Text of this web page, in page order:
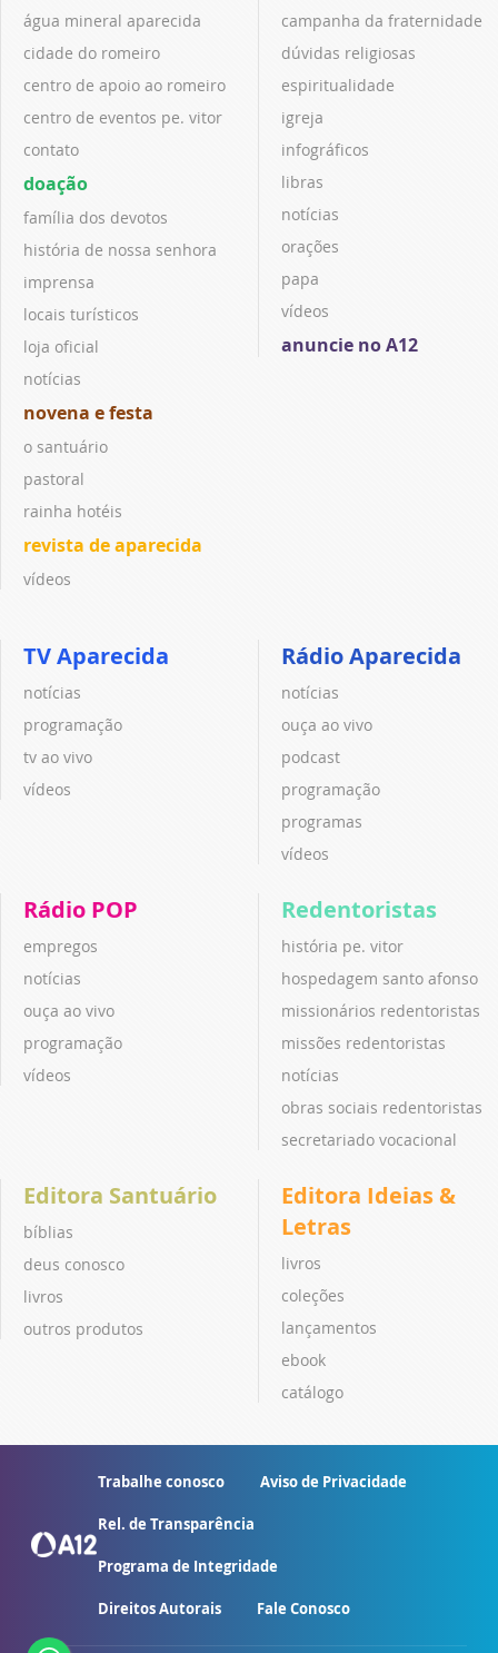
água mineral aparecida
cidade do romeiro
centro de apoio ao romeiro
centro de eventos pe. vitor
contato
doação
família dos devotos
história de nossa senhora
imprensa
locais turísticos
loja oficial
notícias
novena e festa
o santuário
pastoral
rainha hotéis
revista de aparecida
vídeos
campanha da fraternidade
dúvidas religiosas
espiritualidade
igreja
infográficos
libras
notícias
orações
papa
vídeos
anuncie no A12
TV Aparecida
notícias
programação
tv ao vivo
vídeos
Rádio Aparecida
notícias
ouça ao vivo
podcast
programação
programas
vídeos
Rádio POP
empregos
notícias
ouça ao vivo
programação
vídeos
Redentoristas
história pe. vitor
hospedagem santo afonso
missionários redentoristas
missões redentoristas
notícias
obras sociais redentoristas
secretariado vocacional
Editora Santuário
bíblias
deus conosco
livros
outros produtos
Editora Ideias &
Letras
livros
coleções
lançamentos
ebook
catálogo
Trabalhe conosco Aviso de Privacidade
Rel. de Transparência
Programa de Integridade
Direitos Autorais Fale Conosco